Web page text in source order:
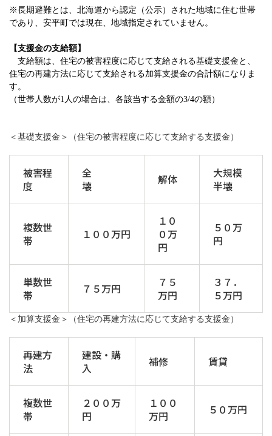
※長期避難とは、北海道から認定（公示）された地域に住む世帯
であり、安平町では現在、地域指定されていません。
【支援金の支給額】
支給額は、住宅の被害程度に応じて支給される基礎支援金と、
住宅の再建方法に応じて支給される加算支援金の合計額になりま
す。
（世帯人数が1人の場合は、各該当する金額の3/4の額）
＜基礎支援金＞（住宅の被害程度に応じて支給する支援金）
被害程
度
全
壊
解体
大規模
半壊
複数世
帯
１００万円
１０
０万
円
５０万
円
単数世
帯
７５万円
７５
万円
３７．
５万円
＜加算支援金＞（住宅の再建方法に応じて支給する支援金）
再建方
法
建設・購
入
補修 賃貸
複数世
帯
２００万
円
１００
万円
５０万円